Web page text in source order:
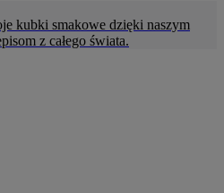
kubki smakowe dzięki naszym
z całego świata.